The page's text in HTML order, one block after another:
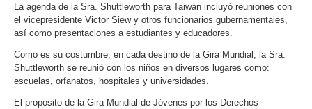
La agenda de la Sra. Shuttleworth para Taiwán incluyó reuniones con
el vicepresidente Victor Siew y otros funcionarios gubernamentales,
así como presentaciones a estudiantes y educadores.
Como es su costumbre, en cada destino de la Gira Mundial, la Sra.
Shuttleworth se reunió con los niños en diversos lugares como:
escuelas, orfanatos, hospitales y universidades.
El propósito de la Gira Mundial de Jóvenes por los Derechos